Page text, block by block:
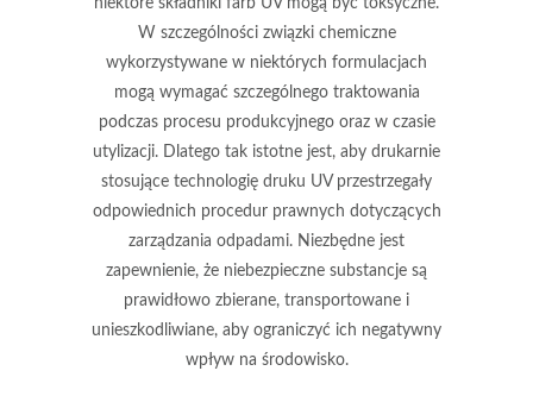
niektóre składniki farb UV mogą być toksyczne.
W szczególności związki chemiczne
wykorzystywane w niektórych formulacjach
mogą wymagać szczególnego traktowania
podczas procesu produkcyjnego oraz w czasie
utylizacji. Dlatego tak istotne jest, aby drukarnie
stosujące technologię druku UV przestrzegały
odpowiednich procedur prawnych dotyczących
zarządzania odpadami. Niezbędne jest
zapewnienie, że niebezpieczne substancje są
prawidłowo zbierane, transportowane i
unieszkodliwiane, aby ograniczyć ich negatywny
wpływ na środowisko.